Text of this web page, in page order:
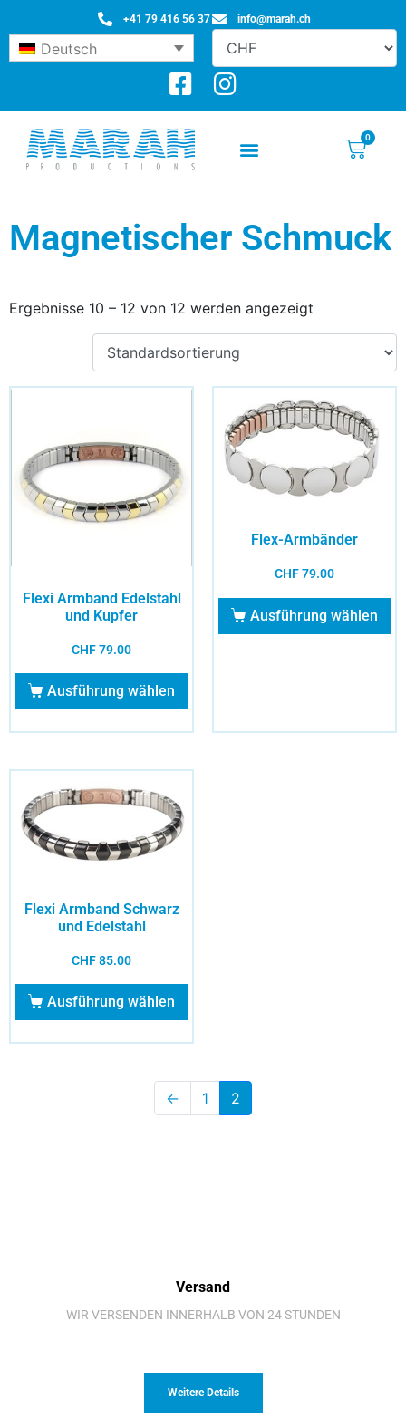
+41 79 416 56 37 info@marah.ch
Deutsch
0
Magnetischer Schmuck
Ergebnisse 10 – 12 von 12 werden angezeigt
Flexi Armband Edelstahl
und Kupfer
CHF79.00
Ausführung wählen
Flex-Armbänder
CHF79.00
Ausführung wählen
Flexi Armband Schwarz
und Edelstahl
CHF85.00
Ausführung wählen
← 1 2
Versand
WIR VERSENDEN INNERHALB VON 24 STUNDEN
Weitere Details